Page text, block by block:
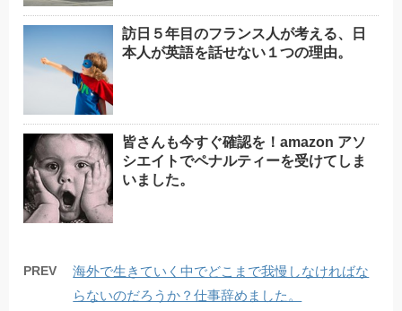
訪日５年目のフランス人が考える、日
本人が英語を話せない１つの理由。
皆さんも今すぐ確認を！amazon アソ
シエイトでペナルティーを受けてしま
いました。
PREV
海外で生きていく中でどこまで我慢しなければな
らないのだろうか？仕事辞めました。